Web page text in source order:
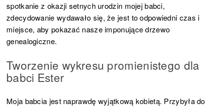
spotkanie z okazji setnych urodzin mojej babci,
zdecydowanie wydawało się, że jest to odpowiedni czas i
miejsce, aby pokazać nasze imponujące drzewo
genealogiczne.
Tworzenie wykresu promienistego dla
babci Ester
Moja babcia jest naprawdę wyjątkową kobietą. Przybyła do